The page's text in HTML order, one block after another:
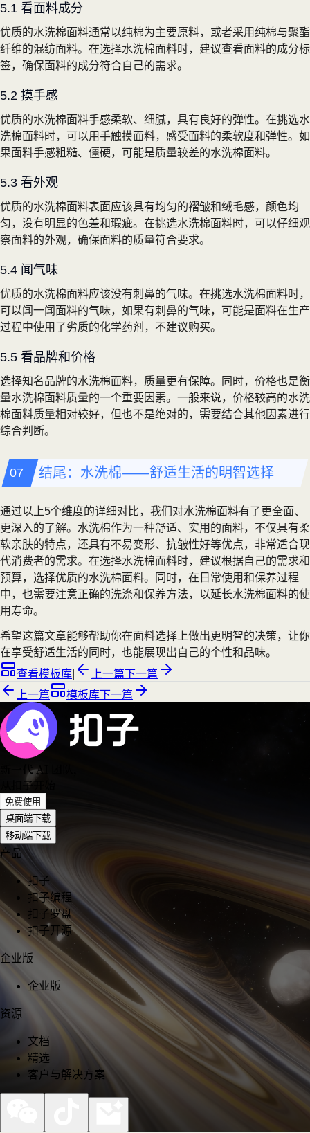
5.1 看面料成分
优质的水洗棉面料通常以纯棉为主要原料，或者采用纯棉与聚酯
纤维的混纺面料。在选择水洗棉面料时，建议查看面料的成分标
签，确保面料的成分符合自己的需求。
5.2 摸手感
优质的水洗棉面料手感柔软、细腻，具有良好的弹性。在挑选水
洗棉面料时，可以用手触摸面料，感受面料的柔软度和弹性。如
果面料手感粗糙、僵硬，可能是质量较差的水洗棉面料。
5.3 看外观
优质的水洗棉面料表面应该具有均匀的褶皱和绒毛感，颜色均
匀，没有明显的色差和瑕疵。在挑选水洗棉面料时，可以仔细观
察面料的外观，确保面料的质量符合要求。
5.4 闻气味
优质的水洗棉面料应该没有刺鼻的气味。在挑选水洗棉面料时，
可以闻一闻面料的气味，如果有刺鼻的气味，可能是面料在生产
过程中使用了劣质的化学药剂，不建议购买。
5.5 看品牌和价格
选择知名品牌的水洗棉面料，质量更有保障。同时，价格也是衡
量水洗棉面料质量的一个重要因素。一般来说，价格较高的水洗
棉面料质量相对较好，但也不是绝对的，需要结合其他因素进行
综合判断。
结尾：水洗棉——舒适生活的明智选择
通过以上5个维度的详细对比，我们对水洗棉面料有了更全面、
更深入的了解。水洗棉作为一种舒适、实用的面料，不仅具有柔
软亲肤的特点，还具有不易变形、抗皱性好等优点，非常适合现
代消费者的需求。在选择水洗棉面料时，建议根据自己的需求和
预算，选择优质的水洗棉面料。同时，在日常使用和保养过程
中，也需要注意正确的洗涤和保养方法，以延长水洗棉面料的使
用寿命。
希望这篇文章能够帮助你在面料选择上做出更明智的决策，让你
在享受舒适生活的同时，也能展现出自己的个性和品味。
查看模板库
上一篇下一篇
上一篇
模板库下一篇
新一代 AI 团队
从扣子开始
免费使用
桌面端下载
移动端下载
产品
扣子
扣子编程
扣子罗盘
扣子开源
企业版
企业版
资源
文档
精选
客户与解决方案